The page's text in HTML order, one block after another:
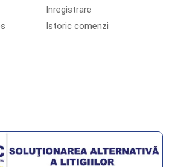
Inregistrare
Istoric comenzi